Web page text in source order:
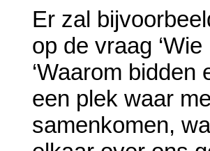
Er zal
op de vraag
‘Waarom bidden
een plek waar
samenkomen,